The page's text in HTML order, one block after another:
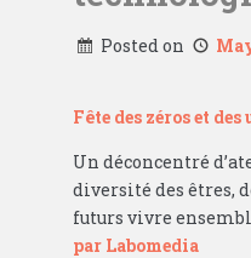
Posted on
Fête des zéros et des
Un déconcentré
diversité des êtres,
futurs vivre
par Labomedia